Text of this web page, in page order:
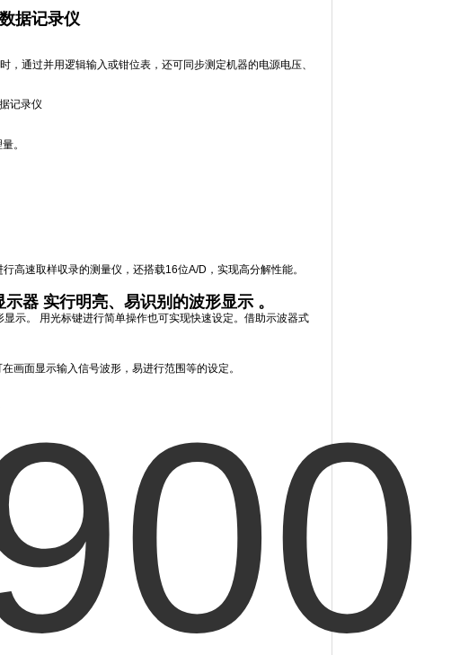
通过并用逻辑输入或钳位表，还可同步测定机器的电源电压、
。
高速取样収录的测量仪，还搭载16位A/D，实现高分解性能。
器 实行明亮、易识别的波形显示 。
示。 用光标键进行简单操作也可实现快速设定。借助示波器式
画面显示输入信号波形，易进行范围等的设定。